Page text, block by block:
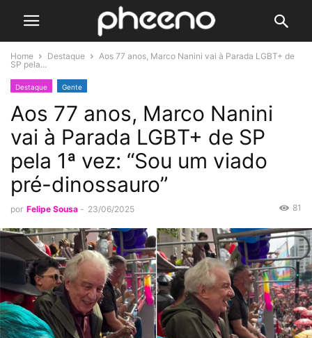
Home Destaque
Aos 77 anos, Marco Nanini vai à Parada LGBT+ de
SP pela...
Destaque Gente
Aos 77 anos, Marco Nanini
vai à Parada LGBT+ de SP
pela 1ª vez: “Sou um viado
pré-dinossauro”
por Felipe Sousa - 23/06/2025 81